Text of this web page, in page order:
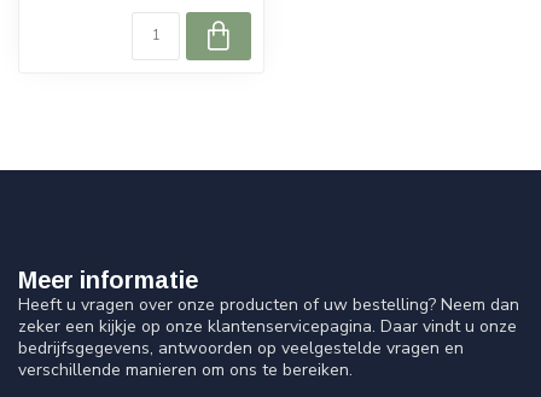
Meer informatie
Heeft u vragen over onze producten of uw bestelling? Neem dan
zeker een kijkje op onze klantenservicepagina. Daar vindt u onze
bedrijfsgegevens, antwoorden op veelgestelde vragen en
verschillende manieren om ons te bereiken.